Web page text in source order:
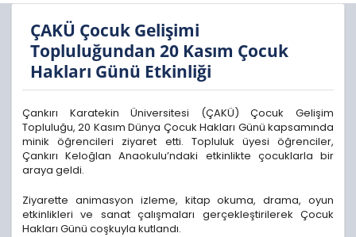
ÇAKÜ Çocuk Gelişimi
Topluluğundan 20 Kasım Çocuk
Hakları Günü Etkinliği
Çankırı Karatekin Üniversitesi (ÇAKÜ) Çocuk Gelişim
Topluluğu, 20 Kasım Dünya Çocuk Hakları Günü kapsamında
minik öğrencileri ziyaret etti. Topluluk üyesi öğrenciler,
Çankırı Keloğlan Anaokulu’ndaki etkinlikte çocuklarla bir
araya geldi.
Ziyarette animasyon izleme, kitap okuma, drama, oyun
etkinlikleri ve sanat çalışmaları gerçekleştirilerek Çocuk
Hakları Günü coşkuyla kutlandı.